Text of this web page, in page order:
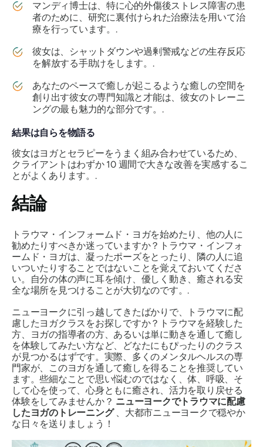
マンディ博士は、特に心的外傷後ストレス障害の患
者のために、研究に裏付けられた治療法を用いて治
療を行っています。.
彼女は、シャットダウンや過剰警戒などの生存反応
を解放する手助けをします。.
あなたのペースで癒しが起こるような癒しの空間を
創り出す彼女の専門知識と才能は、彼女のトレーニ
ングの最も魅力的な部分です。.
結果は自らを物語る
彼女はヨガとセラピーをうまく組み合わせているため、
クライアントはわずか 10 週間で大きな改善を実感するこ
とがよくあります。.
結論
トラウマ・インフォームド・ヨガを始めたり、他の人に
勧めたりすべきか迷っていますか？トラウマ・インフォ
ームド・ヨガは、凝ったポーズをとったり、隣の人に追
いついたりすることではないことを覚えておいてくださ
い。自分の体の声に耳を傾け、優しく動き、癒される安
全な場所を見つけることが大切なのです。.
ニューヨークに引っ越してきたばかりで、トラウマに配
慮したヨガクラスをお探しですか？トラウマを経験した
方、ヨガの指導者の方、あるいは単に動きを通して癒し
を体験してみたい方など、どなたにもぴったりのクラス
が見つかるはずです。実際、多くのメンタルヘルスの専
門家が、このヨガを通して癒しを得ることを推奨してい
ます。些細なことで思い悩むのではなく、体、呼吸、そ
して心を使って、心身ともに癒され、活力を取り戻せる
体験をしてみませんか？ ニューヨークでトラウマに配慮
したヨガのトレーニング 、大都市ニューヨークで穏やか
な日々を送りましょう！